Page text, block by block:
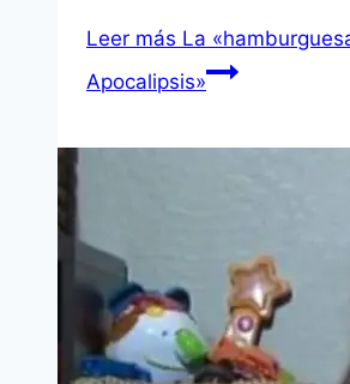
Leer más La
Apocalipsis»